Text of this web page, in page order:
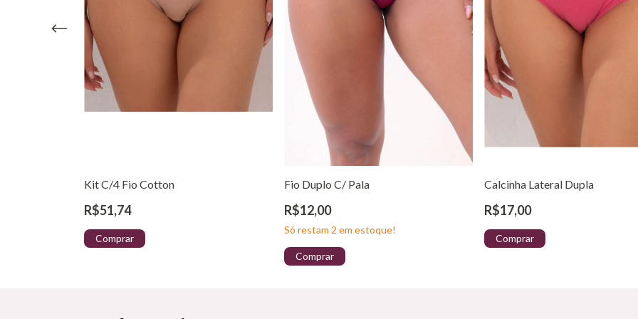
Kit C/4 Fio Cotton
R$51,74
Comprar
Fio Duplo C/ Pala
R$12,00
Só restam 2 em estoque!
Comprar
Calcinha Lateral Dupla
R$17,00
Comprar